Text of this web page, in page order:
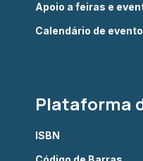
Apoio a feiras e
Calendário de
Plataforma
ISBN